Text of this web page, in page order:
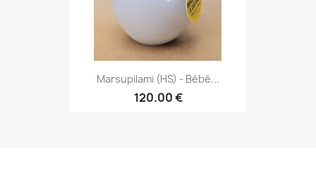
Marsupilami (HS) - Bébé...
120.00 €